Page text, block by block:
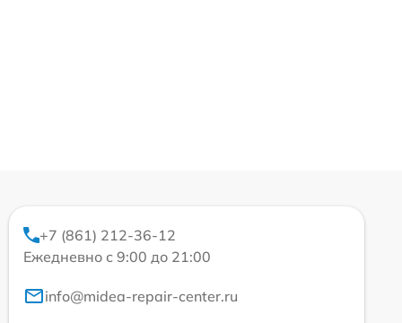
+7 (861) 212-36-12
Ежедневно с 9:00 до 21:00
info@midea-repair-center.ru